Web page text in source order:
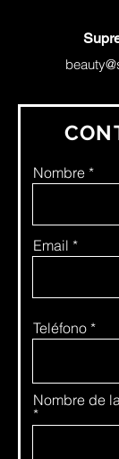
Nombre
Email
Teléfono
Nombre de